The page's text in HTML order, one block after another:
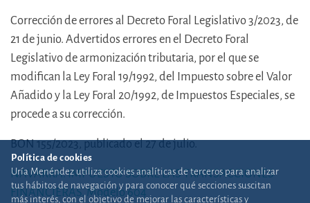
Corrección de errores al Decreto Foral Legislativo 3/2023, de
21 de junio. Advertidos errores en el Decreto Foral
Legislativo de armonización tributaria, por el que se
modifican la Ley Foral 19/1992, del Impuesto sobre el Valor
Añadido y la Ley Foral 20/1992, de Impuestos Especiales, se
procede a su corrección.
BON 155/2023, publicado el 27 de julio.
NAVARRA. IMPUESTO SOBRE LAS TRANSACCIONES
FINANCIERAS. Modelo 604
Política de cookies
Uría Menéndez utiliza cookies analíticas de terceros para analizar
tus hábitos de navegación y para conocer qué secciones suscitan
más interés, con el objetivo de mejorar las características y